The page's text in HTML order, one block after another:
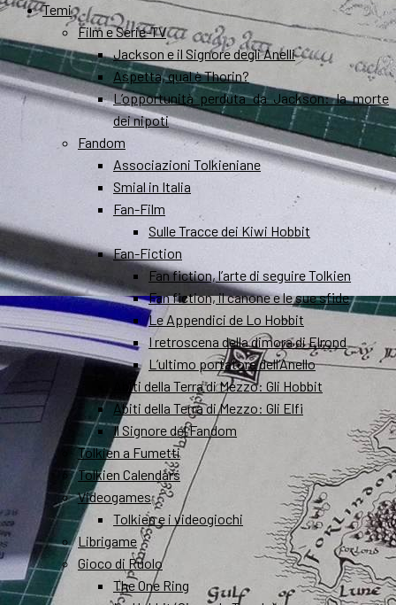
Temi
Film e Serie-TV
Jackson e il Signore degli Anelli
Aspetta, qual è Thorin?
L’opportunità perduta da Jackson: la morte
dei nipoti
Fandom
Associazioni Tolkieniane
Smial in Italia
Fan-Film
Sulle Tracce dei Kiwi Hobbit
Fan-Fiction
Fan fiction, l’arte di seguire Tolkien
Fan fiction, il canone e le sue sfide
Le Appendici de Lo Hobbit
I retroscena della dimora di Elrond
L’ultimo portatore dell’Anello
Abiti della Terra di Mezzo: Gli Hobbit
Abiti della Terra di Mezzo: Gli Elfi
Il Signore del Fandom
Tolkien a Fumetti
Tolkien Calendars
Videogames
Tolkien e i videogiochi
Librigame
Gioco di Ruolo
The One Ring